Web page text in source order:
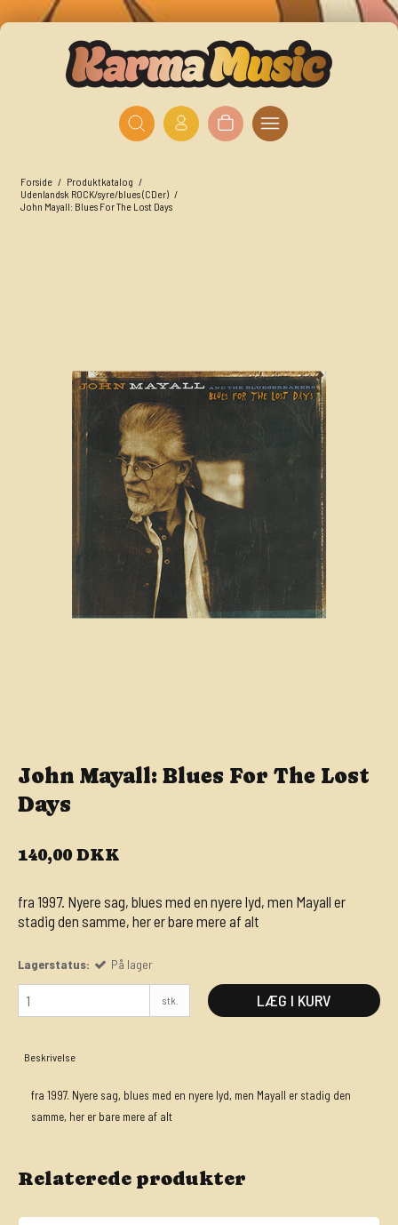
Forside / Produktkatalog /
Udenlandsk ROCK/syre/blues (CDer) /
John Mayall: Blues For The Lost Days
John Mayall: Blues For The Lost
Days
140,00 DKK
fra 1997. Nyere sag, blues med en nyere lyd, men Mayall er
stadig den samme, her er bare mere af alt
Lagerstatus: På lager
stk. LÆG I KURV
Beskrivelse
fra 1997. Nyere sag, blues med en nyere lyd, men Mayall er stadig den
samme, her er bare mere af alt
Relaterede produkter